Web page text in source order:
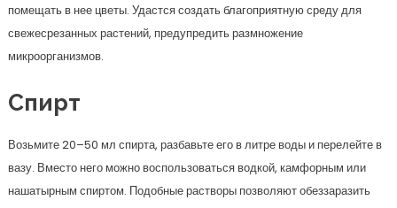
помещать в нее цветы. Удастся создать благоприятную среду для
свежесрезанных растений, предупредить размножение
микроорганизмов.
Спирт
Возьмите 20–50 мл спирта, разбавьте его в литре воды и перелейте в
вазу. Вместо него можно воспользоваться водкой, камфорным или
нашатырным спиртом. Подобные растворы позволяют обеззаразить